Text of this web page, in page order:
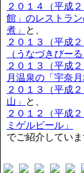
２０１４（平成
館」のレストラ
煮」
と、
２０１３（平成
（うなづきびー
２０１３（平成
月温泉の「宇奈
２０１３（平成
山」
と、
２０１２（平成
ミゲルビール」
でご紹介していま